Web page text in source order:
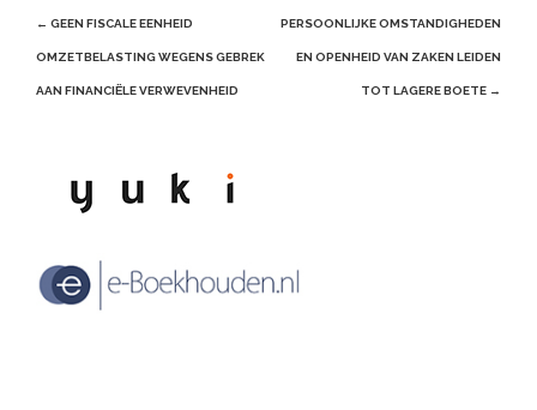
Post
navigation
← GEEN FISCALE EENHEID
OMZETBELASTING WEGENS GEBREK
AAN FINANCIËLE VERWEVENHEID
PERSOONLIJKE OMSTANDIGHEDEN
EN OPENHEID VAN ZAKEN LEIDEN
TOT LAGERE BOETE →